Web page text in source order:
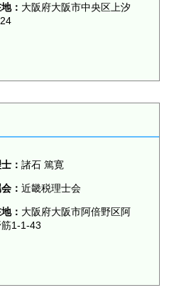
： 大阪府大阪市中央区上汐
：諸石 篤寛
：近畿税理士会
： 大阪府大阪市阿倍野区阿
1-1-43